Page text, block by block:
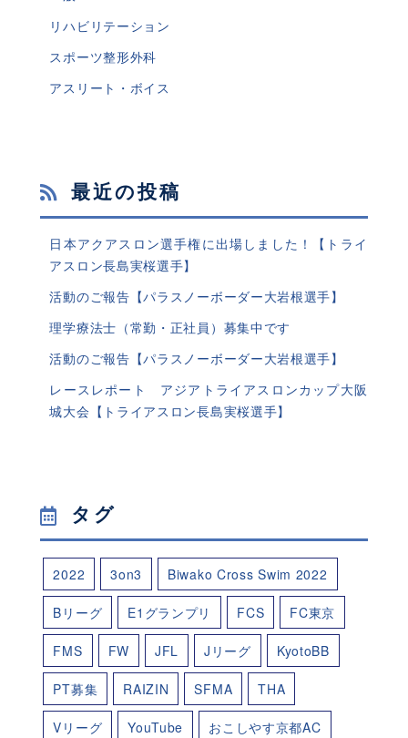
リハビリテーション
スポーツ整形外科
アスリート・ボイス
最近の投稿
日本アクアスロン選手権に出場しました！【トライ
アスロン長島実桜選手】
活動のご報告【パラスノーボーダー大岩根選手】
理学療法士（常勤・正社員）募集中です
活動のご報告【パラスノーボーダー大岩根選手】
レースレポート アジアトライアスロンカップ大阪
城大会【トライアスロン長島実桜選手】
タグ
2022 3on3 Biwako Cross Swim 2022
Bリーグ E1グランプリ FCS FC東京
FMS FW JFL Jリーグ KyotoBB
PT募集 RAIZIN SFMA THA
Vリーグ YouTube おこしやす京都AC